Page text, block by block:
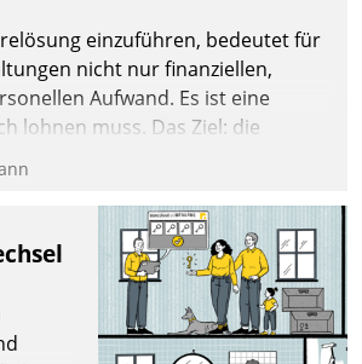
einzuführen, bedeutet für
nicht nur finanziellen,
Aufwand. Es ist eine
lohnen muss. Das Ziel: die
der Geschäftsabläufe. Damit
wird, sollten einige Grundregeln